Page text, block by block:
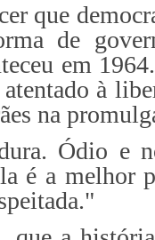
que
de
em
à
na
Ódio e
é a melhor